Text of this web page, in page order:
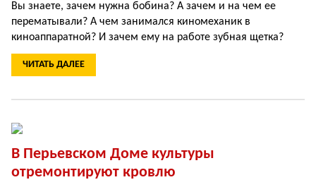
Вы знаете, зачем нужна бобина? А зачем и на чем ее
перематывали? А чем занимался киномеханик в
киноаппаратной? И зачем ему на работе зубная щетка?
ЧИТАТЬ ДАЛЕЕ
В Перьевском Доме культуры
отремонтируют кровлю